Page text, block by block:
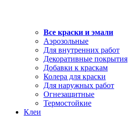
Все краски и эмали
Аэрозольные
Для внутренних работ
Декоративные покрытия
Добавки к краскам
Колера для краски
Для наружных работ
Огнезащитные
Термостойкие
Клеи